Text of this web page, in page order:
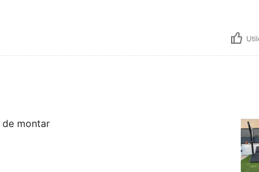
de montar